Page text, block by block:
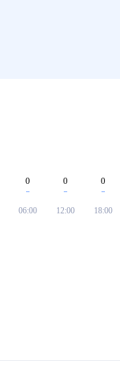
0
06:00
0
12:00
0
18:00